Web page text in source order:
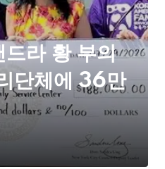
드라 황 부의
단체에 36만